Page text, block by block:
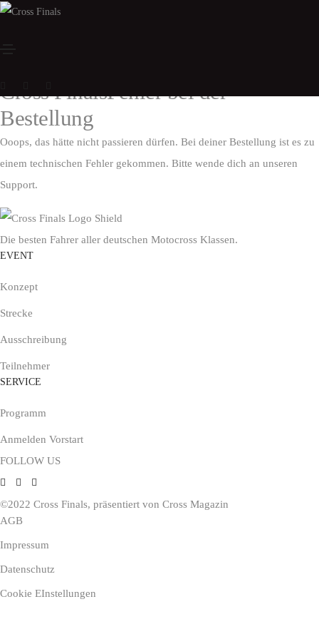
Tickets
Cross FinalsFehler bei der
Bestellung
Ooops, das hätte nicht passieren dürfen. Bei deiner Bestellung ist es zu
einem technischen Fehler gekommen. Bitte wende dich an unseren
Support.
Die besten Fahrer aller deutschen Motocross Klassen.
EVENT
Konzept
Strecke
Ausschreibung
Teilnehmer
SERVICE
Programm
Anmelden Vorstart
FOLLOW US
©2022 Cross Finals, präsentiert von Cross Magazin
AGB
Impressum
Datenschutz
Cookie EInstellungen